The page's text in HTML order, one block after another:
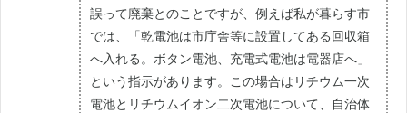
誤って廃棄とのことですが、例えば私が暮らす市
では、「乾電池は市庁舎等に設置してある回収箱
へ入れる。ボタン電池、充電式電池は電器店へ」
という指示があります。この場合はリチウム一次
電池とリチウムイオン二次電池について、自治体